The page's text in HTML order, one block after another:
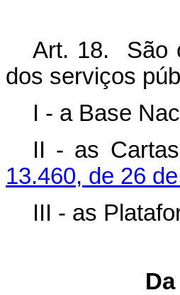
Art. 18. São
dos serviços
I - a Base
II - as
13.460, de 26
III - as